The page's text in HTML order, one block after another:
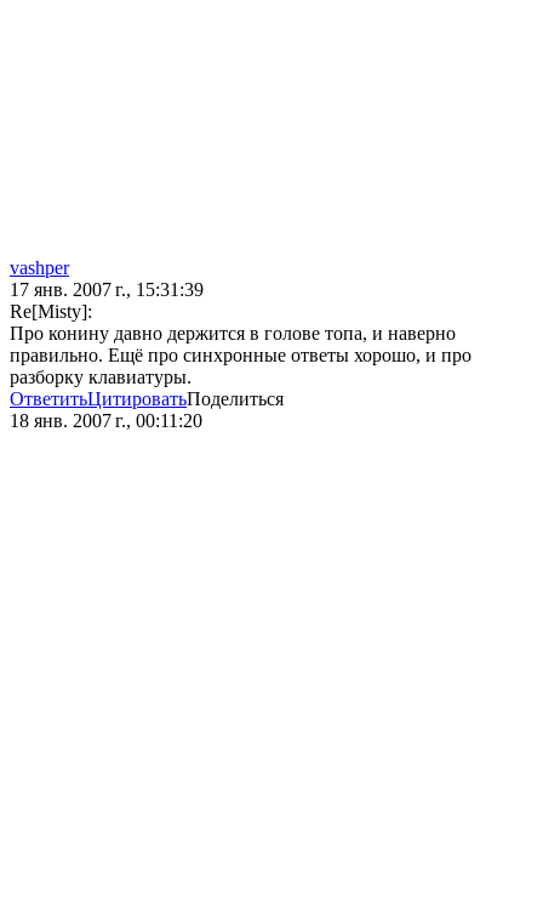
vashper
17 янв. 2007 г., 15:31:39
Re[Misty]:
Про конину давно держится в голове топа, и наверно
правильно. Ещё про синхронные ответы хорошо, и про
разборку клавиатуры.
ОтветитьЦитироватьПоделиться
18 янв. 2007 г., 00:11:20